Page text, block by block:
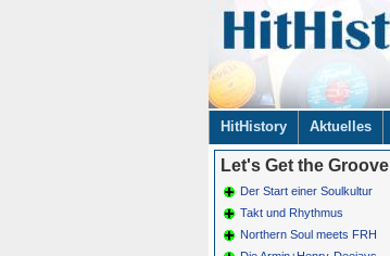
Navigation
überspringen
HitHistory Aktuelles
Let's Get the Groove
Der Start einer Soulkultur
Takt und Rhythmus
Northern Soul meets FRH